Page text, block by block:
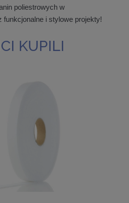
poliestrowych w
funkcjonalne i stylowe projekty!
KUPILI